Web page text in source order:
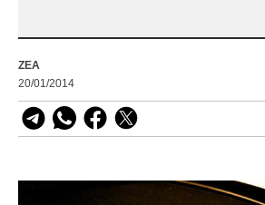
ZEA
20/01/2014